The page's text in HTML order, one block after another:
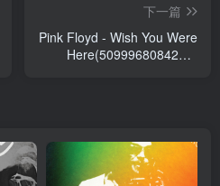
下一篇
Pink Floyd - Wish You Were
Here(5099968084257)